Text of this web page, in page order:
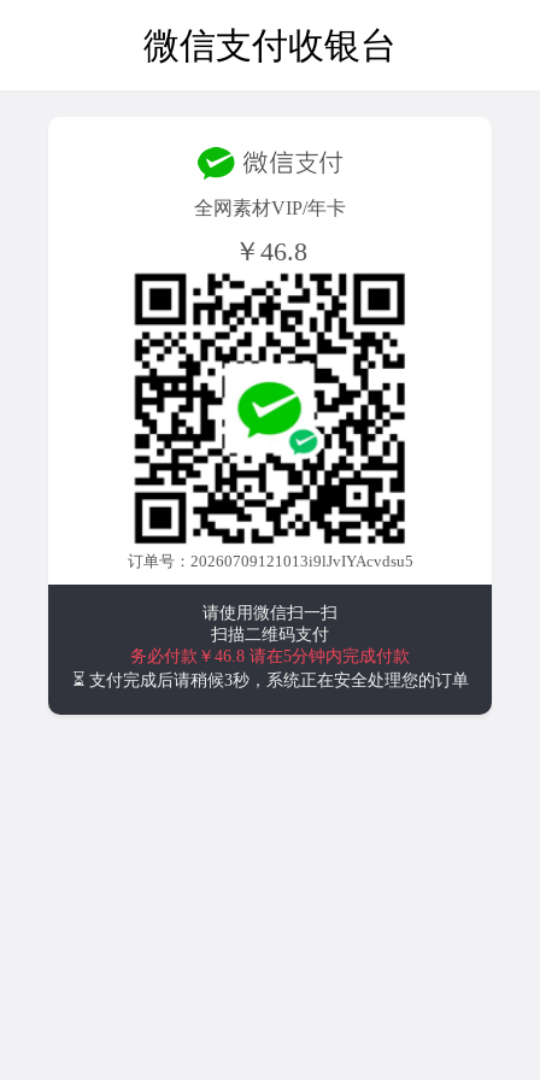
微信支付收银台
全网素材VIP/年卡
￥46.8
订单号：20260709121013i9lJvIYAcvdsu5
请使用微信扫一扫
扫描二维码支付
务必付款￥46.8 请在5分钟内完成付款
⏳ 支付完成后请稍候3秒，系统正在安全处理您的订单